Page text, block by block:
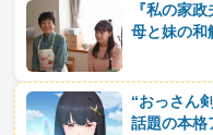
『私の家
母と妹の和
“おっさん
話題の本